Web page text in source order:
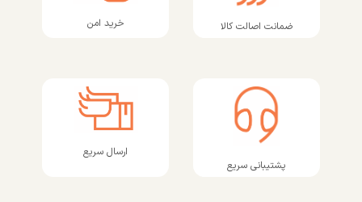
ضمانت اصالت کالا خرید امن
پشتیبانی سریع
ارسال سریع